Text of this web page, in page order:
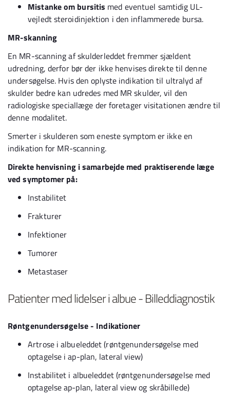
Mistanke om bursitis med eventuel samtidig UL-
vejledt steroidinjektion i den inflammerede bursa.
MR-skanning
En MR-scanning af skulderleddet fremmer sjældent
udredning, derfor bør der ikke henvises direkte til denne
undersøgelse. Hvis den oplyste indikation til ultralyd af
skulder bedre kan udredes med MR skulder, vil den
radiologiske speciallæge der foretager visitationen ændre til
denne modalitet.
Smerter i skulderen som eneste symptom er ikke en
indikation for MR-scanning.
Direkte henvisning i samarbejde med praktiserende læge
ved symptomer på:
Instabilitet
Frakturer
Infektioner
Tumorer
Metastaser
Patienter med lidelser i albue - Billeddiagnostik
Røntgenundersøgelse - Indikationer
Artrose i albueleddet (røntgenundersøgelse med
optagelse i ap-plan, lateral view)
Instabilitet i albueleddet (røntgenundersøgelse med
optagelse ap-plan, lateral view og skråbillede)